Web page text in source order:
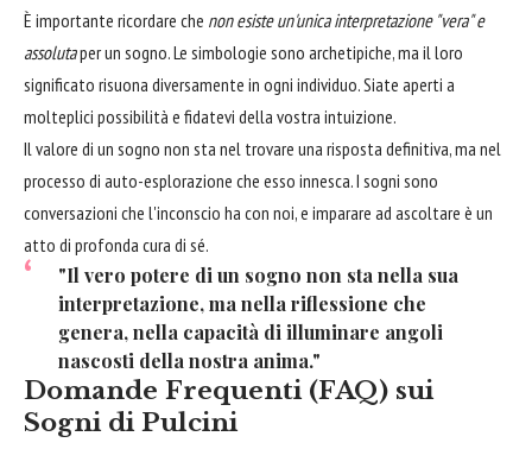
È importante ricordare che non esiste un'unica interpretazione "vera" e
assolutaper un sogno. Le simbologie sono archetipiche, ma il loro
significato risuona diversamente in ogni individuo. Siate aperti a
molteplici possibilità e fidatevi della vostra intuizione.
Il valore di un sogno non sta nel trovare una risposta definitiva, ma nel
processo di auto-esplorazione che esso innesca. I sogni sono
conversazioni che l'inconscio ha con noi, e imparare ad ascoltare è un
atto di profonda cura di sé.
"Il vero potere di un sogno non sta nella sua
interpretazione, ma nella riflessione che
genera, nella capacità di illuminare angoli
nascosti della nostra anima."
Domande Frequenti (FAQ) sui
Sogni di Pulcini